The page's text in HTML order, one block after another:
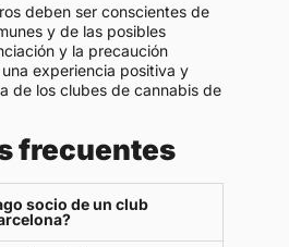
deben ser conscientes de
y de las posibles
y la precaución
experiencia positiva y
de los clubes de cannabis de
frecuentes
socio de un club